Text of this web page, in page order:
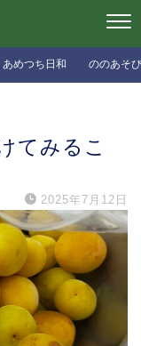
あめつち日和 ののあそ
てみるこ
2025年7月12日